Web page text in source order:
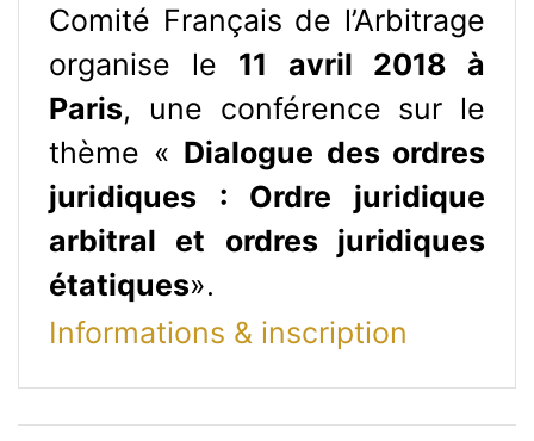
Comité Français de l’Arbitrage
organise le 11 avril 2018 à
Paris, une conférence sur le
thème « Dialogue des ordres
juridiques : Ordre juridique
arbitral et ordres juridiques
étatiques».
Informations & inscription